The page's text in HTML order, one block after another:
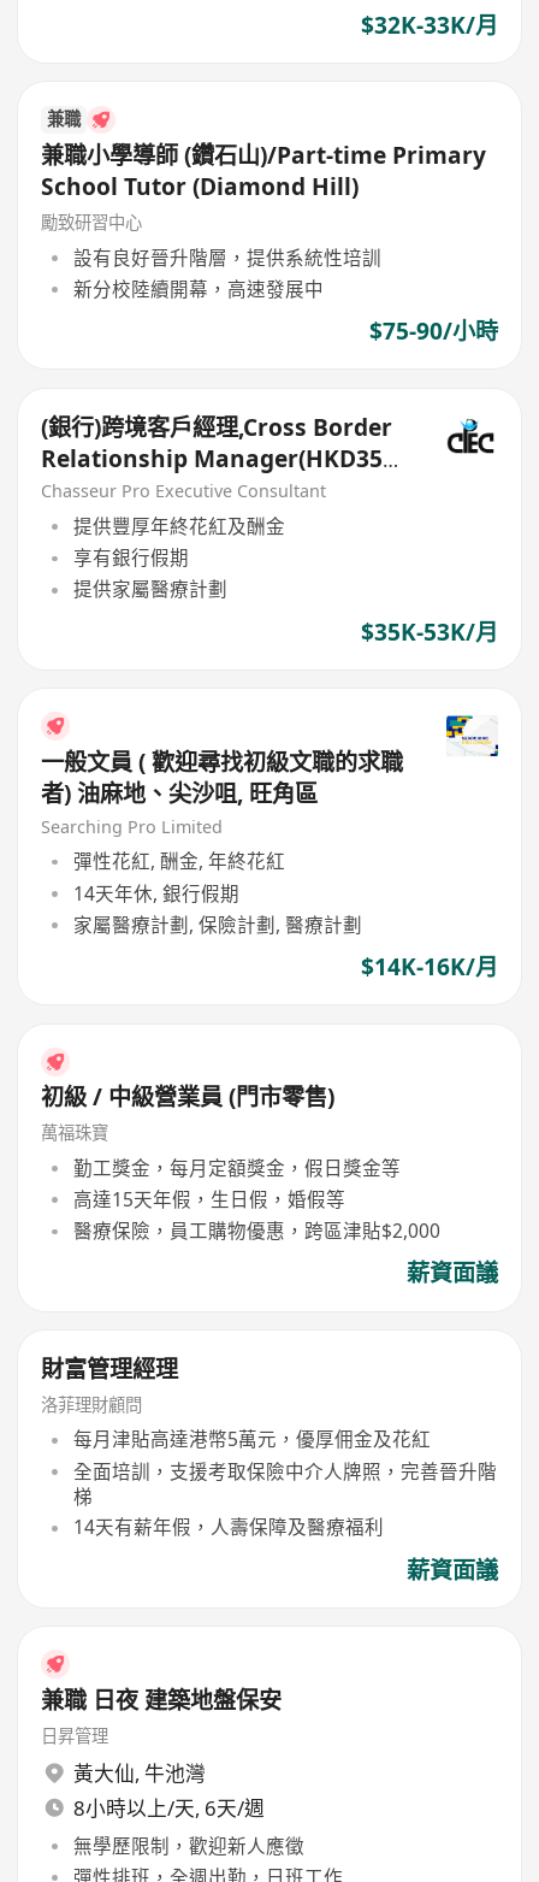
$32K-33K/月
兼職
兼職小學導師 (鑽石山)/Part-time Primary
School Tutor (Diamond Hill)
勵致研習中心
設有良好晉升階層，提供系統性培訓
新分校陸續開幕，高速發展中
$75-90/小時
(銀行)跨境客戶經理,Cross Border
Relationship Manager(HKD35k-
50k+)
Chasseur Pro Executive Consultant
提供豐厚年終花紅及酬金
享有銀行假期
提供家屬醫療計劃
$35K-53K/月
一般文員 ( 歡迎尋找初級文職的求職
者) 油麻地、尖沙咀, 旺角區
Searching Pro Limited
彈性花紅, 酬金, 年終花紅
14天年休, 銀行假期
家屬醫療計劃, 保險計劃, 醫療計劃
$14K-16K/月
初級 / 中級營業員 (門市零售)
萬福珠寶
勤工獎金，每月定額獎金，假日獎金等
高達15天年假，生日假，婚假等
醫療保險，員工購物優惠，跨區津貼$2,000
薪資面議
財富管理經理
洛菲理財顧問
每月津貼高達港幣5萬元，優厚佣金及花紅
全面培訓，支援考取保險中介人牌照，完善晉升階
梯
14天有薪年假，人壽保障及醫療福利
薪資面議
兼職 日夜 建築地盤保安
日昇管理
黃大仙, 牛池灣
8小時以上/天, 6天/週
無學歷限制，歡迎新人應徵